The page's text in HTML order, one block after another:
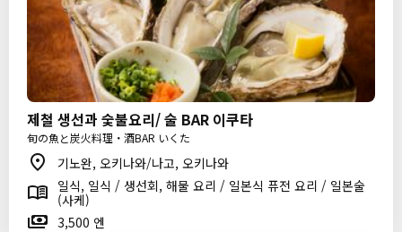
제철 생선과 숯불요리/ 술 BAR 이쿠타
旬の魚と炭火料理・酒BAR いくた
기노완, 오키나와/나고, 오키나와
일식, 일식 / 생선회, 해물 요리 / 일본식 퓨전 요리 / 일본술
(사케)
3,500 엔